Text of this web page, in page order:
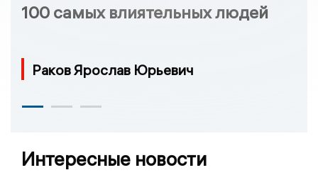
100 самых влиятельных людей
Раков Ярослав Юрьевич
Интересные новости